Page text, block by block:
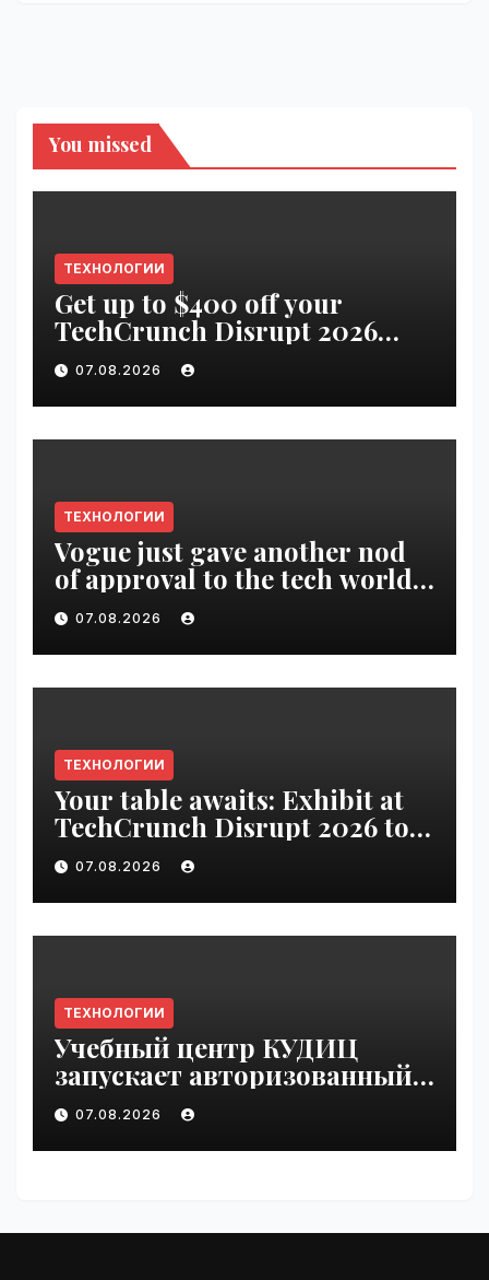
You missed
ТЕХНОЛОГИИ
Get up to $400 off your
TechCrunch Disrupt 2026
pass until tomorrow |
VseTime.ru
07.08.2026
ТЕХНОЛОГИИ
Vogue just gave another nod
of approval to the tech world |
VseTime.ru
07.08.2026
ТЕХНОЛОГИИ
Your table awaits: Exhibit at
TechCrunch Disrupt 2026 to
be seen by thousands |
VseTime.ru
07.08.2026
ТЕХНОЛОГИИ
Учебный центр КУДИЦ
запускает авторизованный
курс по
администрированию Mind
Migrate#guest | VseTime.ru
07.08.2026